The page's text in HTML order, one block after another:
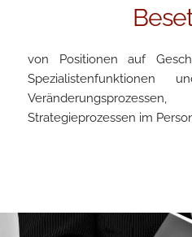
von Positionen auf
Spezialistenfunktionen
Strategieprozessen im